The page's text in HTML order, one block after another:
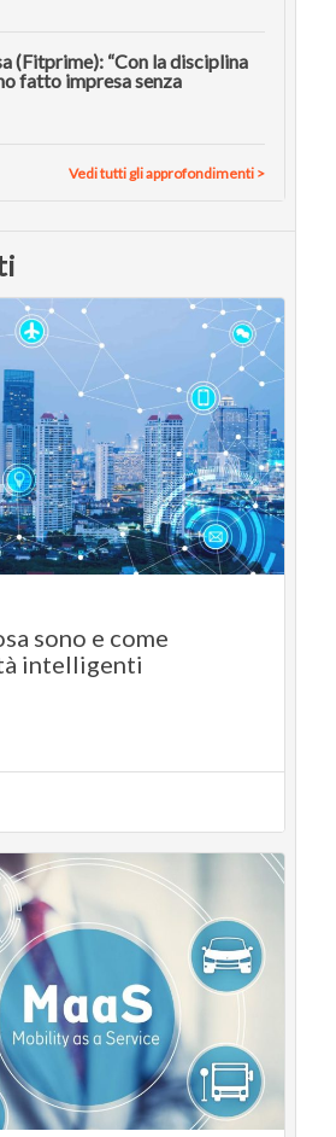
(Fitprime): “Con la disciplina
fatto impresa senza
Vedi tutti gli approfondimenti >
sono e come
intelligenti